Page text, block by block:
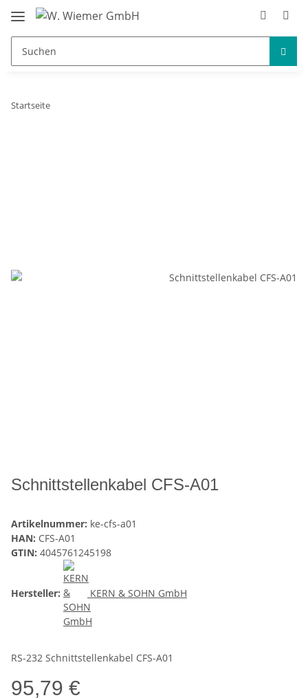
Startseite
Schnittstellenkabel CFS-A01
Artikelnummer: ke-cfs-a01
HAN: CFS-A01
GTIN: 4045761245198
Hersteller: KERN & SOHN GmbH
RS-232 Schnittstellenkabel CFS-A01
95,79 €